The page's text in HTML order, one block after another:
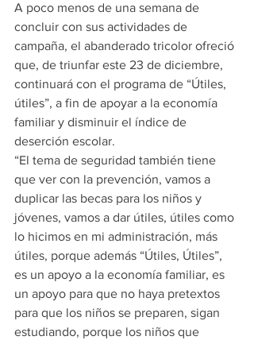
A poco menos de una semana de
concluir con sus actividades de
campaña, el abanderado tricolor ofreció
que, de triunfar este 23 de diciembre,
continuará con el programa de “Útiles,
útiles”, a fin de apoyar a la economía
familiar y disminuir el índice de
deserción escolar.
“El tema de seguridad también tiene
que ver con la prevención, vamos a
duplicar las becas para los niños y
jóvenes, vamos a dar útiles, útiles como
lo hicimos en mi administración, más
útiles, porque además “Útiles, Útiles”,
es un apoyo a la economía familiar, es
un apoyo para que no haya pretextos
para que los niños se preparen, sigan
estudiando, porque los niños que